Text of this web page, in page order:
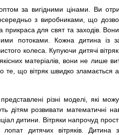
за вигідними цінами. Ви
з виробниками, що
прикраса для свят та заходів.
потоками. Кожна дитина із
колеса. Купуючи дитячі
матеріалів, вони не лише
що вітряк швидко зламається
різні моделі, які
дітям розвивати математичні
дитини. Вітряки напрочуд
дитячих вітряків.